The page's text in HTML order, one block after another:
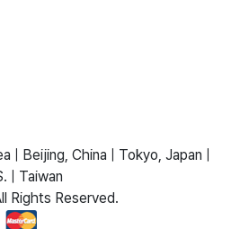
| Beijing, China | Tokyo, Japan |
| Taiwan
Rights Reserved.